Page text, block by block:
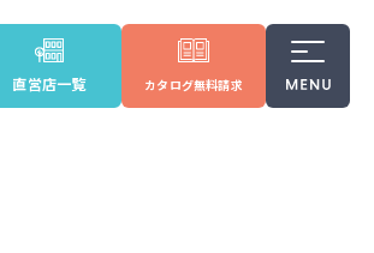
直営店一覧 カタログ無料請求